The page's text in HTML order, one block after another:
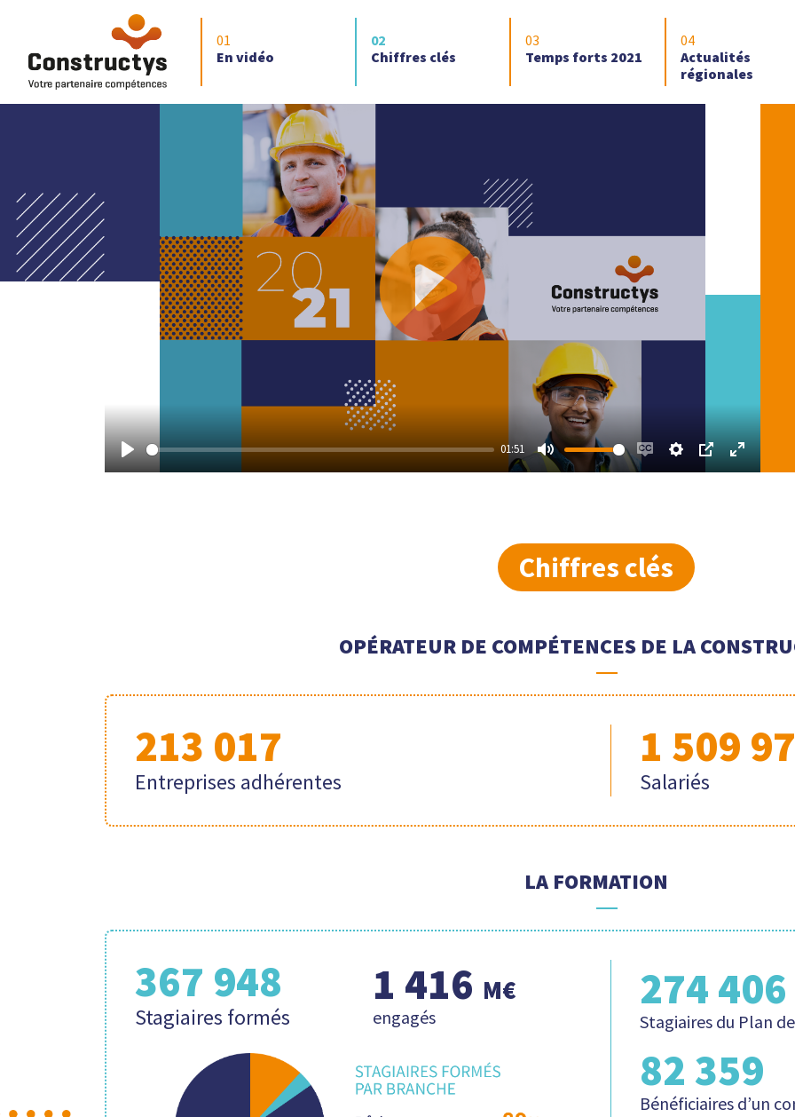
En vidéo Chiffres clés Temps forts 2021
Actualités
régionales
Play
01:51
Mute
EnableSettings
PIP Enter
Chiffres clés
OPÉRATEUR DE COMPÉTENCES DE LA
213 017
Entreprises adhérentes
1 509
Salariés
LA FORMATION
367 948
Stagiaires formés
1 416 M€
engagés
274 406
Stagiaires du Plan
82 359
Bénéficiaires d’un